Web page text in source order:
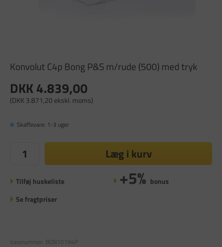
Konvolut C4p Bong P&S m/rude (500) med tryk
DKK 4.839,00
(DKK 3.871,20 ekskl. moms)
Skaffevare: 1-3 uger
Læg i kurv
Tilføj huskeliste +5% bonus
Se fragtpriser
Varenummer: BON10194P